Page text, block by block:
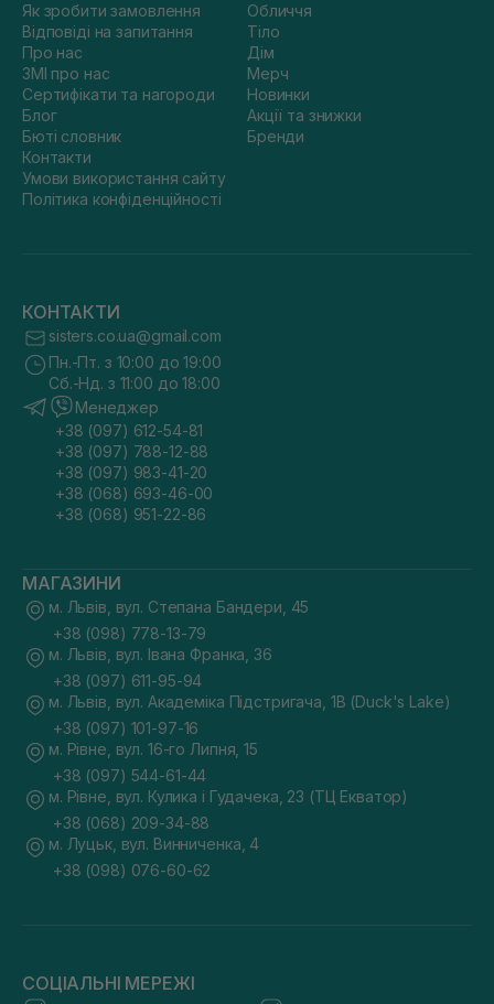
Як зробити замовлення
Відповіді на запитання
Про нас
ЗМІ про нас
Сертифікати та нагороди
Блог
Бюті словник
Контакти
Умови використання сайту
Політика конфіденційності
Обличчя
Тіло
Дім
Мерч
Новинки
Акції та знижки
Бренди
КОНТАКТИ
sisters.co.ua@gmail.com
Пн.-Пт. з 10:00 до 19:00
Сб.-Нд. з 11:00 до 18:00
Менеджер
+38 (097) 612-54-81
+38 (097) 788-12-88
+38 (097) 983-41-20
+38 (068) 693-46-00
+38 (068) 951-22-86
МАГАЗИНИ
м. Львів, вул. Степана Бандери, 45
+38 (098) 778-13-79
м. Львів, вул. Івана Франка, 36
+38 (097) 611-95-94
м. Львів, вул. Академіка Підстригача, 1В (Duck's Lake)
+38 (097) 101-97-16
м. Рівне, вул. 16-го Липня, 15
+38 (097) 544-61-44
м. Рівне, вул. Кулика і Гудачека, 23 (ТЦ Екватор)
+38 (068) 209-34-88
м. Луцьк, вул. Винниченка, 4
+38 (098) 076-60-62
СОЦІАЛЬНІ МЕРЕЖІ